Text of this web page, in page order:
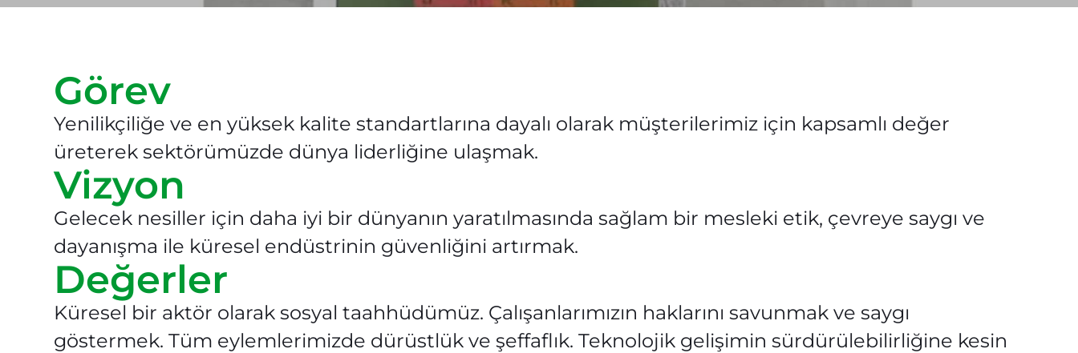
Görev
Yenilikçiliğe ve en yüksek kalite standartlarına dayalı olarak müşterilerimiz için kapsamlı değer
üreterek sektörümüzde dünya liderliğine ulaşmak.
Vizyon
Gelecek nesiller için daha iyi bir dünyanın yaratılmasında sağlam bir mesleki etik, çevreye saygı ve
dayanışma ile küresel endüstrinin güvenliğini artırmak.
Değerler
Küresel bir aktör olarak sosyal taahhüdümüz. Çalışanlarımızın haklarını savunmak ve saygı
göstermek. Tüm eylemlerimizde dürüstlük ve şeffaflık. Teknolojik gelişimin sürdürülebilirliğine kesin